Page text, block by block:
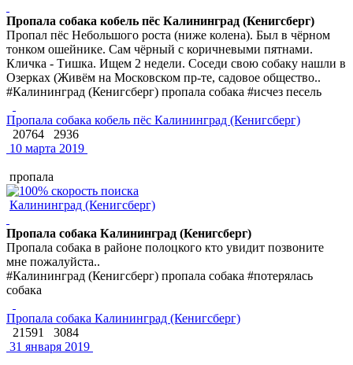
Пропала собака кобель пёс Калининград (Кенигсберг)
Пропал пёс Небольшого роста (ниже колена). Был в чёрном
тонком ошейнике. Сам чёрный с коричневыми пятнами.
Кличка - Тишка. Ищем 2 недели. Соседи свою собаку нашли в
Озерках (Живём на Московском пр-те, садовое общество..
#Калининград (Кенигсберг) пропала собака #исчез песель
Пропала собака кобель пёс Калининград (Кенигсберг)
20764
2936
10 марта 2019
пропала
Калининград (Кенигсберг)
Пропала собака Калининград (Кенигсберг)
Пропала собака в районе полоцкого кто увидит позвоните
мне пожалуйста..
#Калининград (Кенигсберг) пропала собака #потерялась
собака
Пропала собака Калининград (Кенигсберг)
21591
3084
31 января 2019